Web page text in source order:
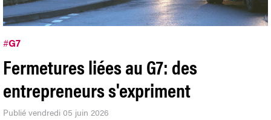
#G7
Fermetures liées au G7: des
entrepreneurs s'expriment
Publié vendredi 05 juin 2026